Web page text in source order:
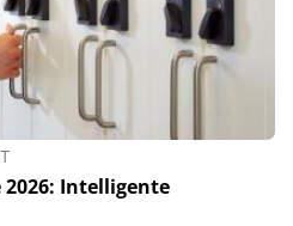
2026: Intelligente